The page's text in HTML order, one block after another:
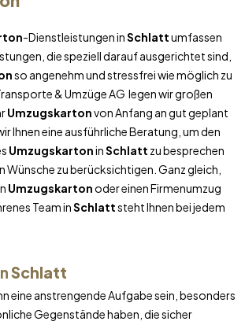
-Dienstleistungen inSchlattumfassen
die speziell darauf ausgerichtet sind,
so angenehm und stressfrei wie möglich zu
& Umzüge AG legen wir großen
Umzugskartonvon Anfang an gut geplant
Ihnen eine ausführliche Beratung, um den
UmzugskartoninSchlatt zu besprechen
Wünsche zu berücksichtigen. Ganz gleich,
Umzugskartonoder einen Firmenumzug
Team inSchlattsteht Ihnen bei jedem
Schlatt
eine anstrengende Aufgabe sein, besonders
Gegenstände haben, die sicher